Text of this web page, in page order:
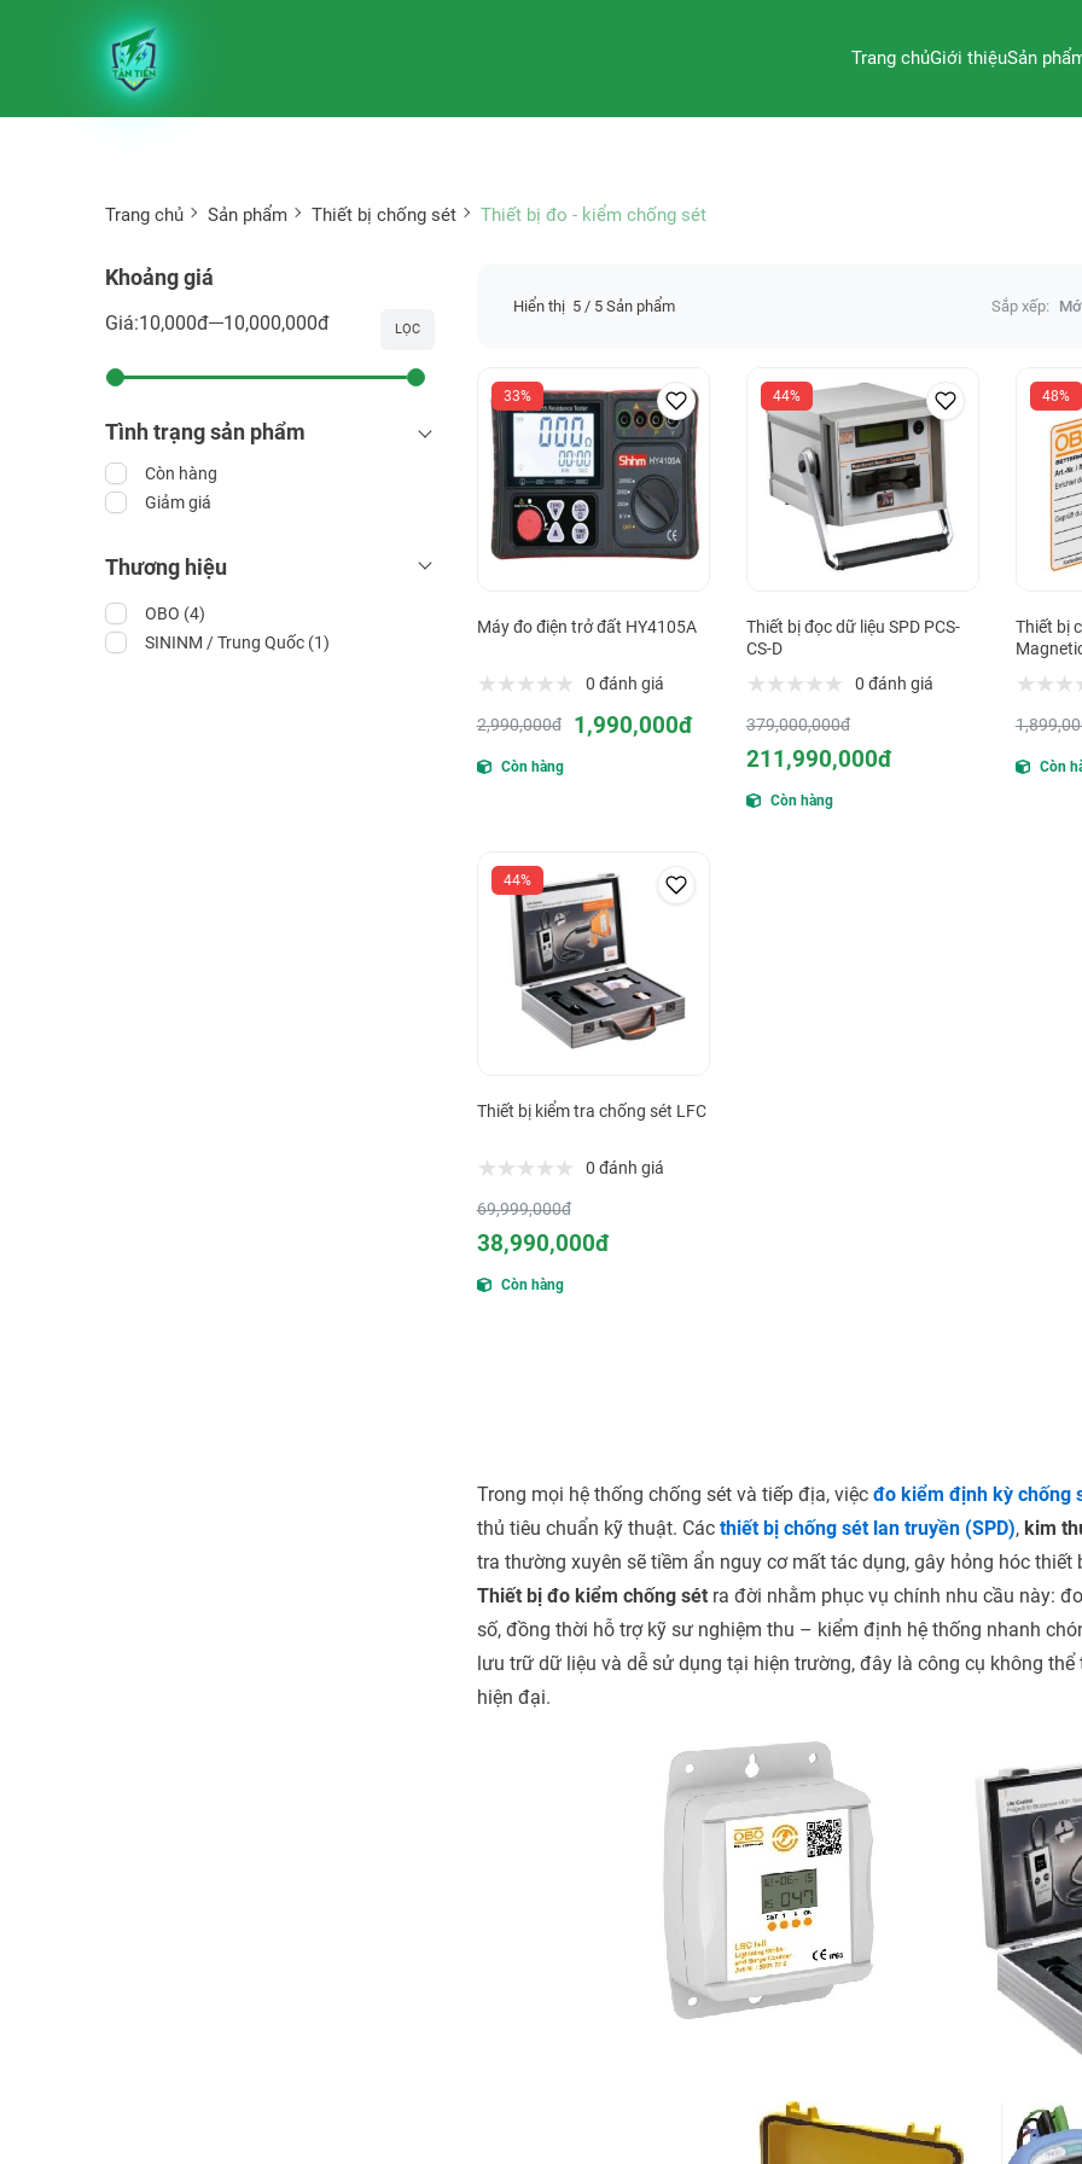
Trang chủGiới thiệuSản
Trang chủ Sản phẩm Thiết bị chống sét Thiết bị đo - kiểm chống sét
Khoảng giá
Giá:10,000đ 10,000,000đ LỌC
Tình trạng sản phẩm
Còn hàng
Giảm giá
Thương hiệu
OBO (4)
SININM / Trung Quốc (1)
Hiển thị 5/ 5 Sản phẩm Sắp xếp:
33%
Máy đo điện trở đất HY4105A
0 đánh giá
2,990,000đ 1,990,000đ
Còn hàng
44%
Thiết bị đọc dữ liệu SPD PCS-
CS-D
0 đánh giá
379,000,000đ
211,990,000đ
Còn hàng
48%
Thiết bị
Còn
44%
Thiết bị kiểm tra chống sét LFC
0 đánh giá
69,999,000đ
38,990,000đ
Còn hàng
Trong mọi hệ thống chống sét và tiếp địa, việc đo kiểm định kỳ chống
thủ tiêu chuẩn kỹ thuật. Các thiết bị chống sét lan truyền (SPD), kim
tra thường xuyên sẽ tiềm ẩn nguy cơ mất tác dụng, gây hỏng hóc
Thiết bị đo kiểm chống sétra đời nhằm phục vụ chính nhu cầu này:
số, đồng thời hỗ trợ kỹ sư nghiệm thu – kiểm định hệ thống nhanh
lưu trữ dữ liệu và dễ sử dụng tại hiện trường, đây là công cụ không
hiện đại.